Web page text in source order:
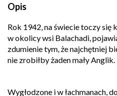
Opis
Rok 1942, na świecie toczy się
w okolicy wsi Balachadi,
zdumienie tym, że najchętniej
nie zrobiłby żaden mały Anglik.
Wygłodzone i w łachmanach,